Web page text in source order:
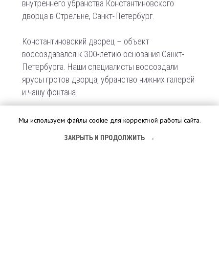
внутреннего убранства Константиновского
дворца в Стрельне, Санкт-Петербург.
Константиновский дворец – объект
воссоздавался к 300-летию основания Санкт-
Петербурга. Наши специалисты воссоздали
ярусы гротов дворца, убранство нижних галерей
и чашу фонтана.
Мы используем файлы cookie для корректной работы сайта.
ЗАКРЫТЬ И ПРОДОЛЖИТЬ